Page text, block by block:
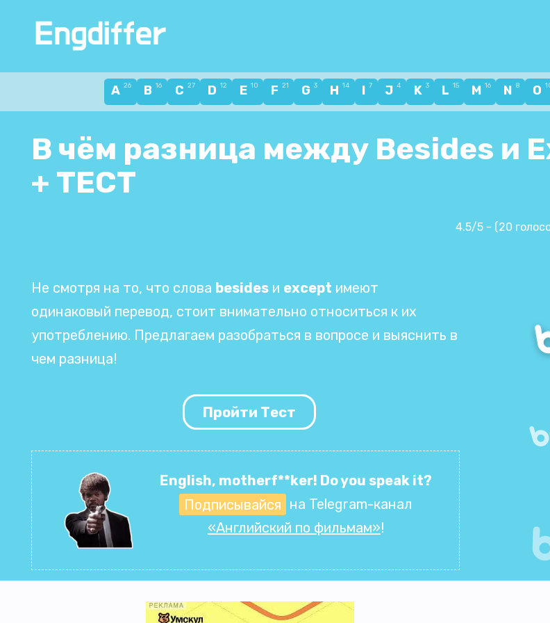
содержанию
A 26 B 16 C 27 D 12 E 10 F 21 G 3 H 14 I 7 J 4 K 3 L 15 M 16 N 8 O
В чём разница между Besides и
+ ТЕСТ
4.5/5 - (20
Не смотря на то, что слова besides и except имеют
одинаковый перевод, стоит внимательно относиться к их
употреблению. Предлагаем разобраться в вопросе и выяснить в
чем разница!
Пройти Тест
English, motherf**ker! Do you speak it?
Подписывайся на Telegram-канал
«Английский по фильмам»!